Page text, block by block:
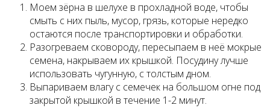
Моем зёрна в шелухе в прохладной воде, чтобы
смыть с них пыль, мусор, грязь, которые нередко
остаются после транспортировки и обработки.
Разогреваем сковороду, пересыпаем в неё мокрые
семена, накрываем их крышкой. Посудину лучше
использовать чугунную, с толстым дном.
Выпариваем влагу с семечек на большом огне под
закрытой крышкой в течение 1-2 минут.